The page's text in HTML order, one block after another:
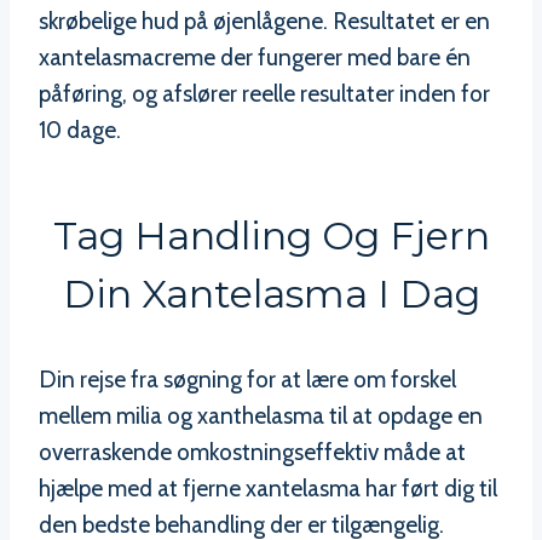
skrøbelige hud på øjenlågene. Resultatet er en
xantelasmacreme der fungerer med bare én
påføring, og afslører reelle resultater inden for
10 dage.
Tag Handling Og Fjern
Din Xantelasma I Dag
Din rejse fra søgning for at lære om forskel
mellem milia og xanthelasma til at opdage en
overraskende omkostningseffektiv måde at
hjælpe med at fjerne xantelasma har ført dig til
den bedste behandling der er tilgængelig.